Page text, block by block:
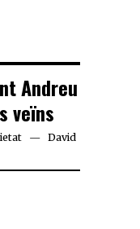
Andreu
veïns
David